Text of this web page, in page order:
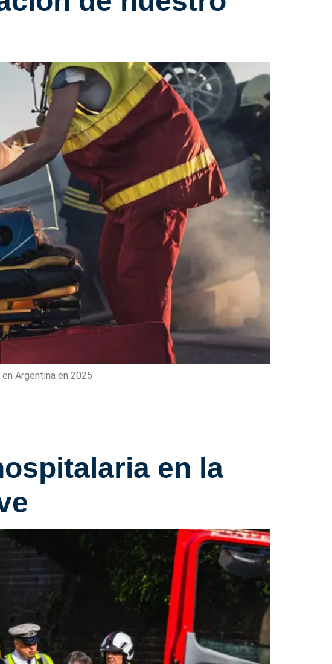
Argentina en 2025
en la